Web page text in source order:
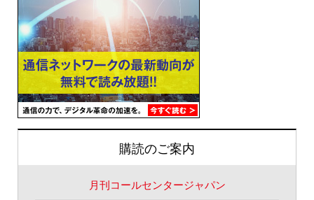
購読のご案内
月刊コールセンタージャパン